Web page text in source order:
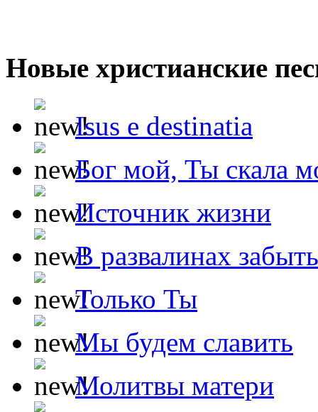
Новые христианские
Isus e destinatia
Бог мой, Ты скала
Источник жизни
В развалинах
Только Ты
Мы будем славить
Молитвы матери